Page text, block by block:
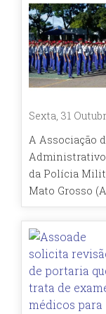
Sexta, 31
A Associação
da Polícia
Mato Grosso